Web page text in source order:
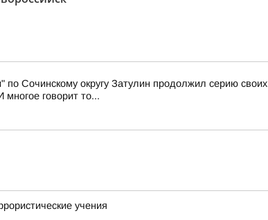
Сочинскому округу Затулин продолжил серию
говорит то...
учения